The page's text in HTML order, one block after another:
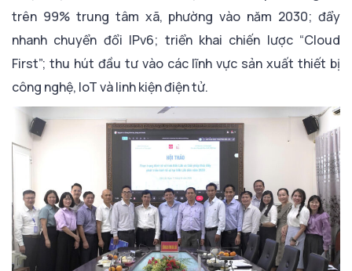
trên 99% trung tâm xã, phường vào năm 2030; đẩy
nhanh chuyển đổi IPv6; triển khai chiến lược “Cloud
First”; thu hút đầu tư vào các lĩnh vực sản xuất thiết bị
công nghệ, IoT và linh kiện điện tử.